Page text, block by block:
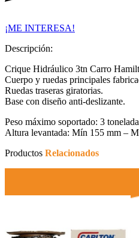
¡ME INTERESA!
Descripción:
Crique Hidráulico 3tn Carro
Cuerpo y ruedas principales
Ruedas traseras giratorias.
Base con diseño anti-deslizante.
Peso máximo soportado: 3
Altura levantada: Mín 155 mm –
Productos Relacionados